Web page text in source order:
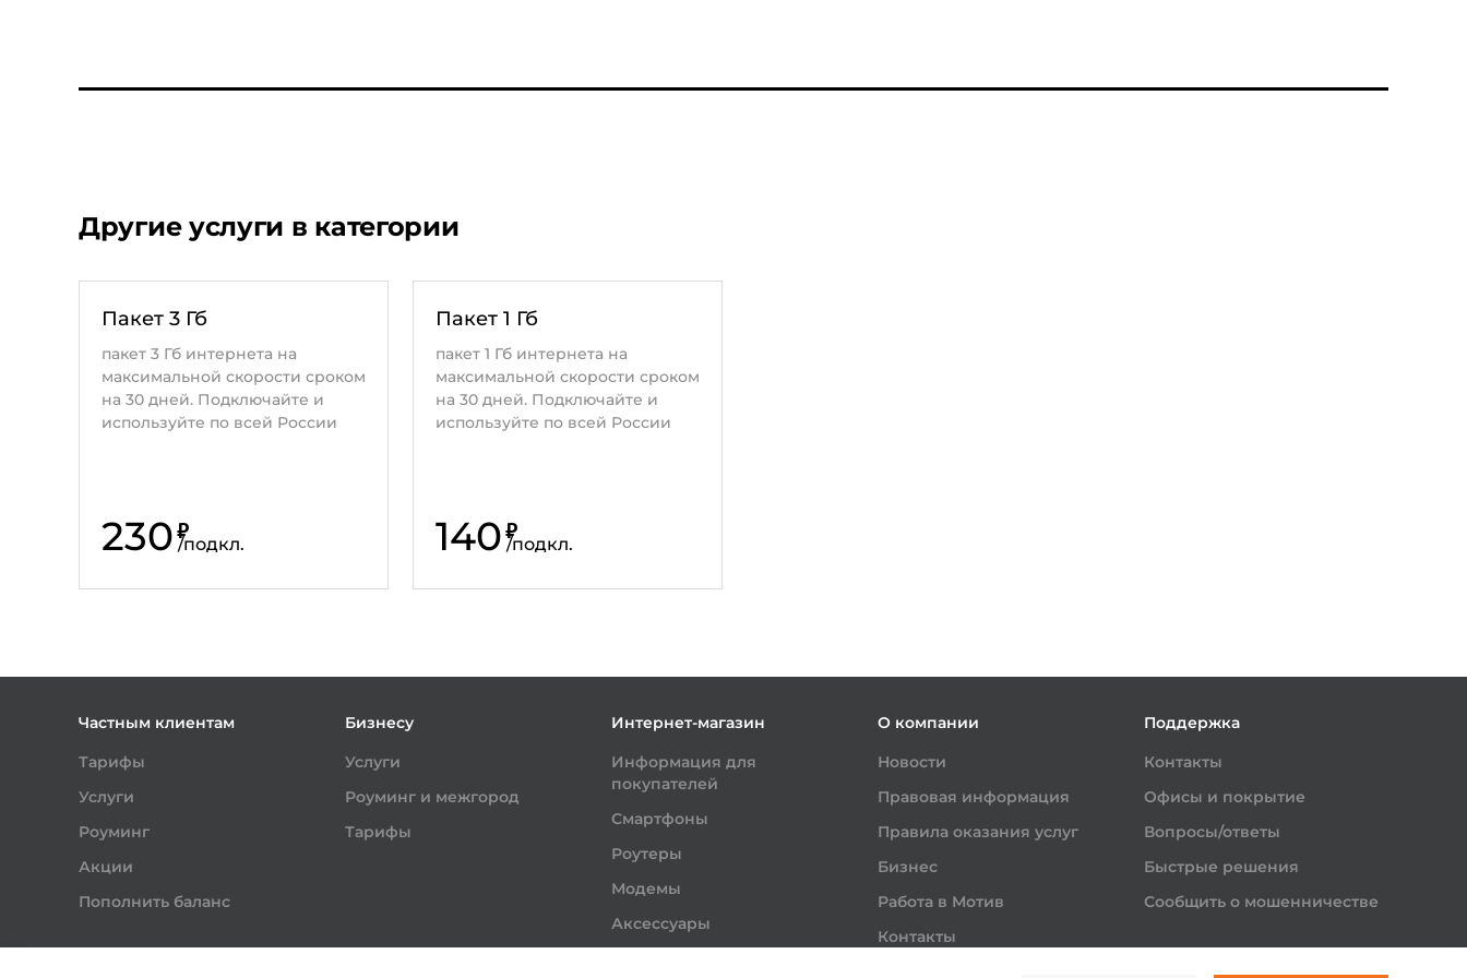
Другие услуги в категории
Пакет 3 Гб
пакет 3 Гб интернета на
максимальной скорости сроком
на 30 дней. Подключайте и
используйте по всей России
230₽
/подкл.
Пакет 1 Гб
пакет 1 Гб интернета на
максимальной скорости сроком
на 30 дней. Подключайте и
используйте по всей России
140₽
/подкл.
Частным клиентам
Тарифы
Услуги
Роуминг
Акции
Пополнить баланс
Бизнесу
Услуги
Роуминг и межгород
Тарифы
Интернет-магазин
Информация для
покупателей
Смартфоны
Роутеры
Модемы
Аксессуары
О компании
Новости
Правовая информация
Правила оказания услуг
Бизнес
Работа в Мотив
Контакты
Поддержка
Контакты
Офисы и покрытие
Вопросы/ответы
Быстрые решения
Сообщить о мошенничестве